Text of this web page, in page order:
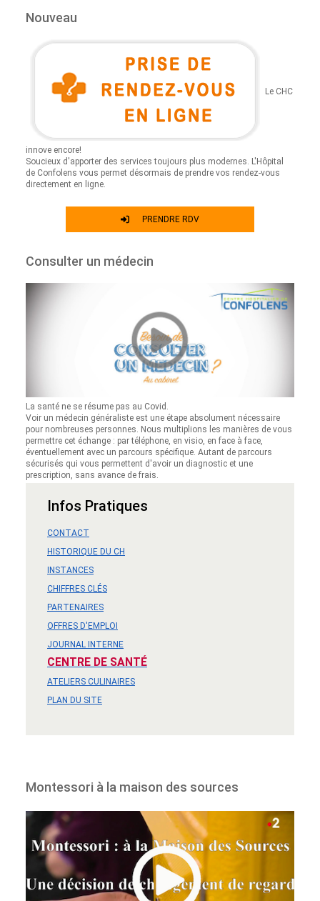
Nouveau
Le CHC
innove encore!
Soucieux d'apporter des services toujours plus modernes. L'Hôpital
de Confolens vous permet désormais de prendre vos rendez-vous
directement en ligne.
PRENDRE RDV
Consulter un médecin
La santé ne se résume pas au Covid.
Voir un médecin généraliste est une étape absolument nécessaire
pour nombreuses personnes. Nous multiplions les manières de vous
permettre cet échange : par téléphone, en visio, en face à face,
éventuellement avec un parcours spécifique. Autant de parcours
sécurisés qui vous permettent d'avoir un diagnostic et une
prescription, sans avance de frais.
Infos Pratiques
CONTACT
HISTORIQUE DU CH
INSTANCES
CHIFFRES CLÉS
PARTENAIRES
OFFRES D'EMPLOI
JOURNAL INTERNE
CENTRE DE SANTÉ
ATELIERS CULINAIRES
PLAN DU SITE
Montessori à la maison des sources